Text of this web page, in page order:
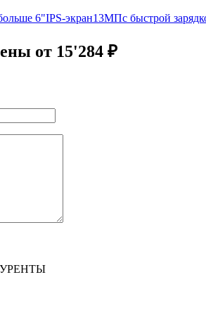
6"IPS-экран13МПс быстрой
от 15'284 ₽